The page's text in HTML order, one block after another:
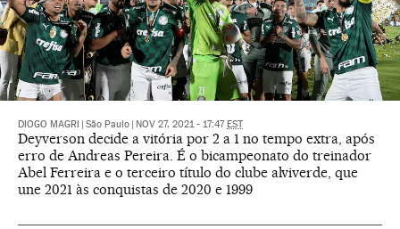
DIOGO MAGRI São Paulo NOV 27, 2021 - 17:47 EST
Deyverson decide a vitória por 2 a 1 no tempo extra, após
erro de Andreas Pereira. É o bicampeonato do treinador
Abel Ferreira e o terceiro título do clube alviverde, que
une 2021 às conquistas de 2020 e 1999